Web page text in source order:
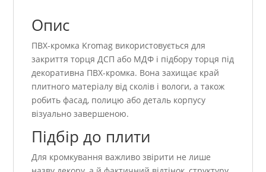
Опис
ПВХ-кромка Kromag використовується для
закриття торця ДСП або МДФ і підбору торця під
декоративна ПВХ-кромка. Вона захищає край
плитного матеріалу від сколів і вологи, а також
робить фасад, полицю або деталь корпусу
візуально завершеною.
Підбір до плити
Для кромкування важливо звірити не лише